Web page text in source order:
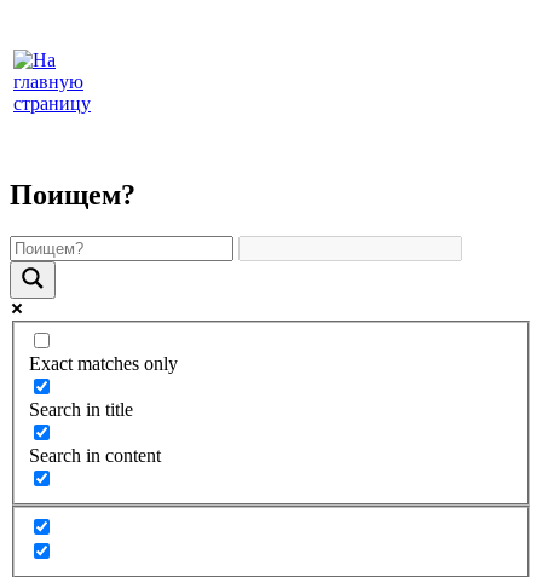
Поищем?
Exact matches only
Search in title
Search in content